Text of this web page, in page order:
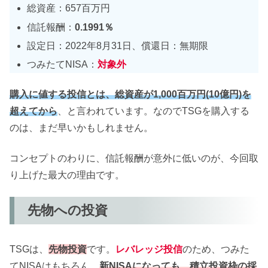
総資産：657百万円
信託報酬：0.1991％
設定日：2022年8月31日、償還日：無期限
つみたてNISA：対象外
購入に値する投信とは、総資産が1,000百万円(10億円)を
超えてから、と言われています。なのでTSGを購入する
のは、まだ早いかもしれません。
コンセプトのわりに、信託報酬が意外に低いのが、今回取
り上げた最大の理由です。
先物への投資
TSGは、 先物投資です。 レバレッジ投信のため、つみた